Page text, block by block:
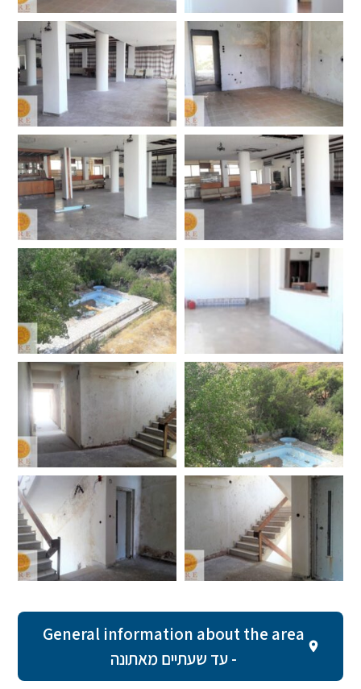
General information about the area
- עד שעתיים מאתונה